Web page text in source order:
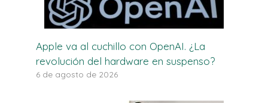
Apple va al cuchillo con OpenAI. ¿La
revolución del hardware en suspenso?
6 de agosto de 2026